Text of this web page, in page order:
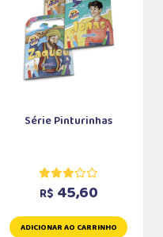
Série Pinturinhas
R$ 45,60
ADICIONAR AO CARRINHO